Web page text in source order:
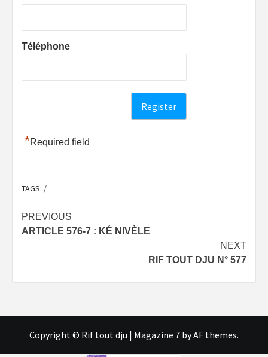
Téléphone
*Required field
TAGS: /
Post
navigation
PREVIOUS
ARTICLE 576-7 : KÉ NIVÈLE
NEXT
RIF TOUT DJU N° 577
Copyright © Rif tout dju | Magazine 7 by AF themes.